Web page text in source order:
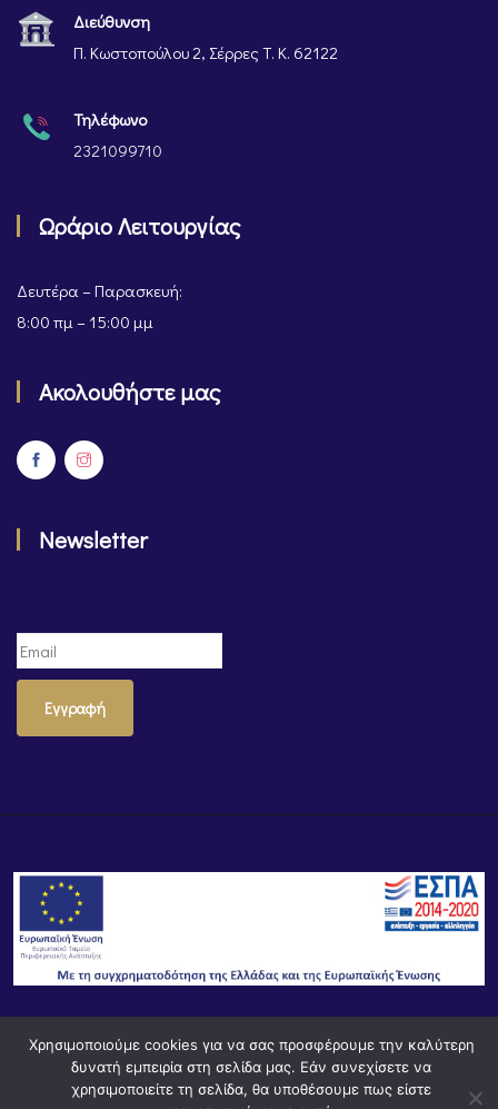
Διεύθυνση
Π. Κωστοπούλου 2, Σέρρες Τ. Κ. 62122
Τηλέφωνο
2321099710
Ωράριο Λειτουργίας
Δευτέρα – Παρασκευή:
8:00 πμ – 15:00 μμ
Ακολουθήστε μας
Newsletter
Εγγραφή
© Powered byKnowledge AE
Χρησιμοποιούμε cookies για να σας προσφέρουμε την καλύτερη
δυνατή εμπειρία στη σελίδα μας. Εάν συνεχίσετε να
χρησιμοποιείτε τη σελίδα, θα υποθέσουμε πως είστε